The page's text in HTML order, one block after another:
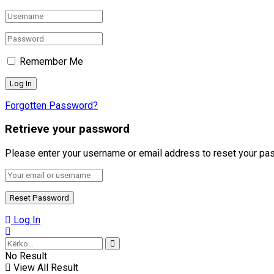
Remember Me
Forgotten Password?
Retrieve your password
Please enter your username or email address to reset your
Log In
No Result
View All Result